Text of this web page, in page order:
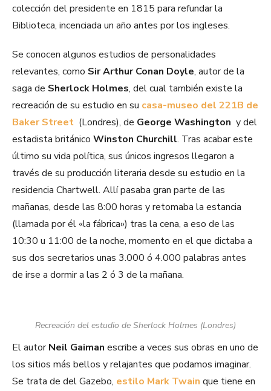
colección del presidente en 1815 para refundar la
Biblioteca, incenciada un año antes por los ingleses.
Se conocen algunos estudios de personalidades
relevantes, como Sir Arthur Conan Doyle, autor de la
saga de Sherlock Holmes, del cual también existe la
recreación de su estudio en su casa-museo del 221B de
Baker Street (Londres), de George Washington y del
estadista británico Winston Churchill. Tras acabar este
último su vida política, sus únicos ingresos llegaron a
través de su producción literaria desde su estudio en la
residencia Chartwell. Allí pasaba gran parte de las
mañanas, desde las 8:00 horas y retomaba la estancia
(llamada por él «la fábrica») tras la cena, a eso de las
10:30 u 11:00 de la noche, momento en el que dictaba a
sus dos secretarios unas 3.000 ó 4.000 palabras antes
de irse a dormir a las 2 ó 3 de la mañana.
Recreación del estudio de Sherlock Holmes (Londres)
El autorNeil Gaiman escribe a veces sus obras en uno de
los sitios más bellos y relajantes que podamos imaginar.
Se trata de del Gazebo, estilo Mark Twain que tiene en